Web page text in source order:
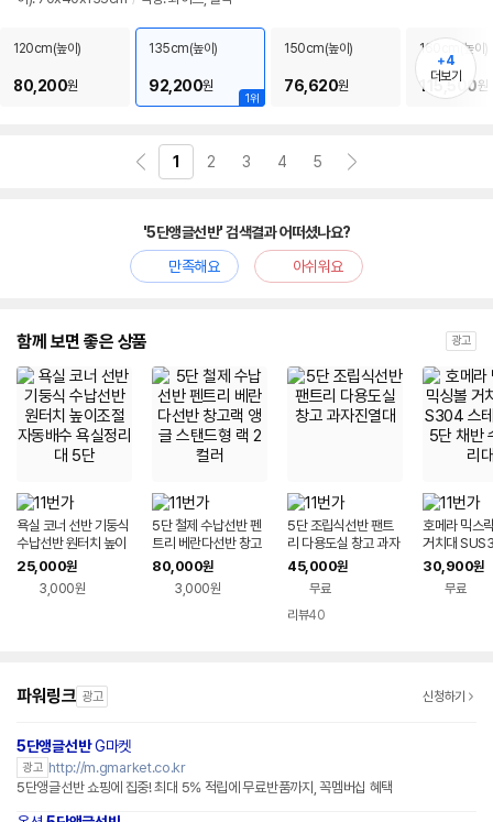
펼
치
기
120cm(높이)
80,200원
1위
135cm(높이)
92,200원
150cm(높이)
76,620원
160cm(높이)
115,500원
+4
더보기
1 2 3 4 5
'5단앵글선반' 검색결과 어떠셨나요?
만족해요
아쉬워요
함께 보면 좋은 상품 광고
욕실 코너 선반 기둥식
수납선반 원터치 높이
조절 자동배수 욕실정
리대 5단
25,000원
3,000원
5단 철제 수납선반 펜
트리 베란다선반 창고
랙 앵글 스탠드형 랙 2
컬러
80,000원
3,000원
5단 조립식선반 팬트
리 다용도실 창고 과자
진열대
45,000원
무료
리뷰40
호메라 믹스
거치대
인리스 5단
정리대
30,900원
무료
파워링크 광고 신청하기
5단앵글선반G마켓
광고 http://m.gmarket.co.kr
5단앵글선반 쇼핑에 집중! 최대 5% 적립에 무료반품까지, 꼭멤버십 혜택